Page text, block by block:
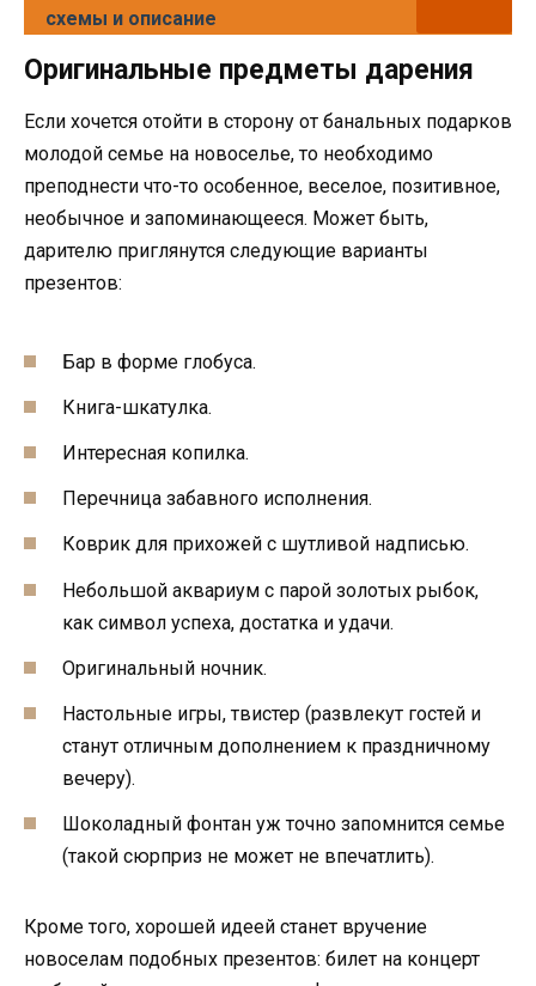
схемы и описание
Оригинальные предметы дарения
Если хочется отойти в сторону от банальных подарков
молодой семье на новоселье, то необходимо
преподнести что-то особенное, веселое, позитивное,
необычное и запоминающееся. Может быть,
дарителю приглянутся следующие варианты
презентов:
Бар в форме глобуса.
Книга-шкатулка.
Интересная копилка.
Перечница забавного исполнения.
Коврик для прихожей с шутливой надписью.
Небольшой аквариум с парой золотых рыбок,
как символ успеха, достатка и удачи.
Оригинальный ночник.
Настольные игры, твистер (развлекут гостей и
станут отличным дополнением к праздничному
вечеру).
Шоколадный фонтан уж точно запомнится семье
(такой сюрприз не может не впечатлить).
Кроме того, хорошей идеей станет вручение
новоселам подобных презентов: билет на концерт